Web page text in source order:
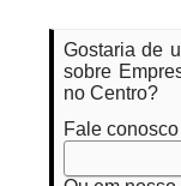
Gostaria de
sobre
no Centro?
Fale